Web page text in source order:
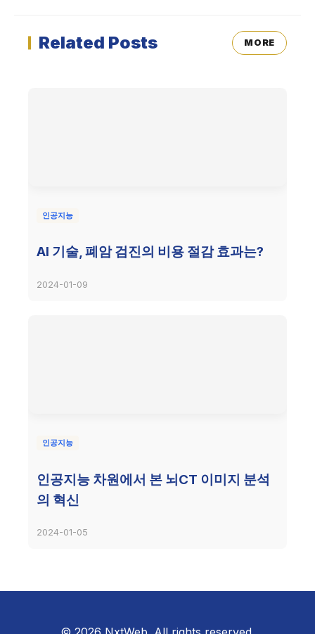
Related Posts MORE
인공지능
AI 기술, 폐암 검진의 비용 절감 효과는?
2024-01-09
인공지능
인공지능 차원에서 본 뇌CT 이미지 분석
의 혁신
2024-01-05